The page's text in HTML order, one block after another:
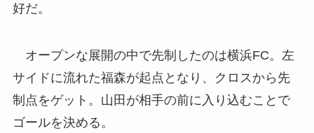
好だ。
オープンな展開の中で先制したのは横浜FC。左
サイドに流れた福森が起点となり、クロスから先
制点をゲット。山田が相手の前に入り込むことで
ゴールを決める。